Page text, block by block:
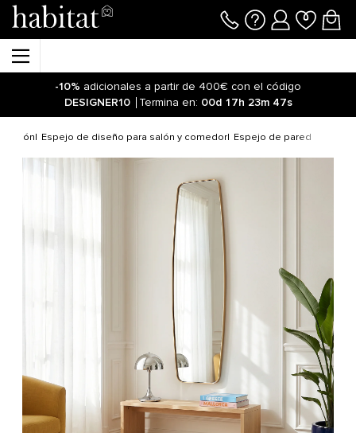
-10% adicionales a partir de 400€ con el código
DESIGNER10
Termina en: 00d 17h 23m 47s
Espejo de diseño para salón y comedor Espejo de pared